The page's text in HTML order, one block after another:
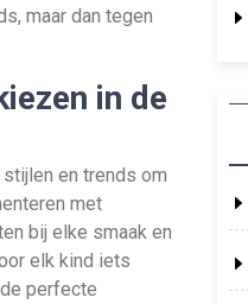
maar dan tegen
in de
en trends om
met
bij elke smaak en
elk kind iets
perfecte